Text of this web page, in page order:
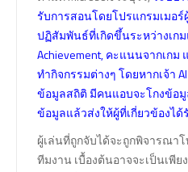
รับการสอนโดยโปรแกรมเมอ
ปฏิสัมพันธ์ที่เกิดขึ้นระหว่างเก
Achievement, คะแนนจากเกม
ทำกิจกรรมต่างๆ โดยหากเจ้า
ข้อมูลสถิติ มีคนแอบจะโกงข้อมู
ข้อมูลแล้วส่งให้ผู้ที่เกี่ยวข้องไ
ผู้เล่นที่ถูกจับได้จะถูกพิจารณา
ทีมงาน เบื้องต้นอาจจะเป็นเพี